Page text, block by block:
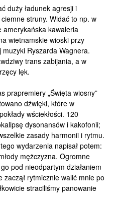
duży ładunek agresji i
struny. Widać to np. w
amerykańska kawaleria
wietnamskie wioski przy
Ryszarda Wagnera.
trans zabijania, a w
lęk.
prapremiery „Święta wiosny”
dźwięki, które w
wściekłości. 120
dysonansów i kakofonii;
zasady harmonii i rytmu.
wydarzenia napisał potem:
mężczyzna. Ogromne
pod nieodpartym działaniem
zaczął rytmicznie walić mnie po
straciliśmy panowanie